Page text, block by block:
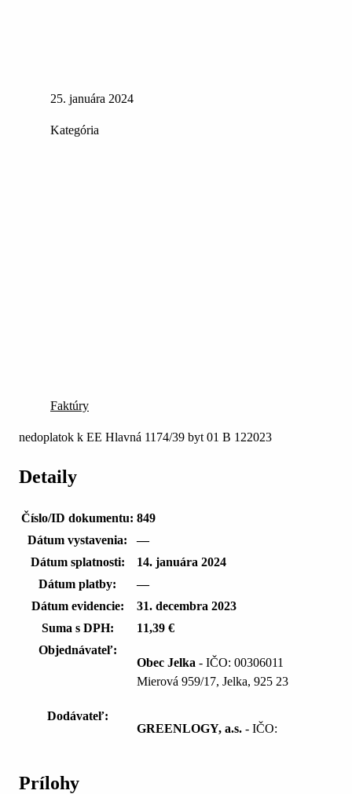
25. januára 2024
Kategória
Faktúry
nedoplatok k EE Hlavná 1174/39 byt 01 B 122023
Detaily
Číslo/ID dokumentu: 849
Dátum vystavenia:
—
Dátum splatnosti:
14. januára 2024
Dátum platby:
—
Dátum evidencie:
31. decembra 2023
Suma s DPH:
11,39 €
Objednávateľ:
Obec Jelka - IČO: 00306011
Mierová 959/17, Jelka, 925 23
Dodávateľ:
GREENLOGY, a.s. - IČO:
Prílohy